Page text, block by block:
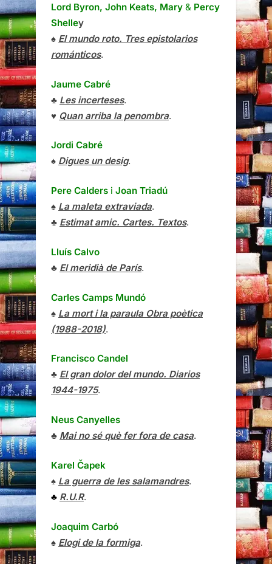
Lord Byron, John Keats, Mary & Percy
Shelley
♠ El mundo roto. Tres epistolarios
románticos.
Jaume Cabré
♣ Les incerteses.
♥ Quan arriba la penombra.
Jordi Cabré
♠ Digues un desig.
Pere Calders i Joan Triadú
♠ La maleta extraviada.
♣ Estimat amic. Cartes. Textos.
Lluís Calvo
♣ El meridià de París.
Carles Camps Mundó
♠ La mort i la paraula Obra poètica
(1988-2018).
Francisco Candel
♣ El gran dolor del mundo. Diarios
1944-1975.
Neus Canyelles
♣ Mai no sé què fer fora de casa.
Karel Čapek
♠ La guerra de les salamandres.
♣ R.U.R.
Joaquim Carbó
♠ Elogi de la formiga.